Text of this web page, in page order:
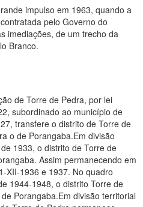
impulso em 1963, quando a
pelo Governo do
imediações, de um trecho da
Branco.
de Torre de Pedra, por lei
subordinado ao município de
transfere o distrito de Torre de
o de Porangaba.Em divisão
1933, o distrito de Torre de
Assim permanecendo em
XII-1936 e 1937. No quadro
1944-1948, o distrito Torre de
Porangaba.Em divisão territorial